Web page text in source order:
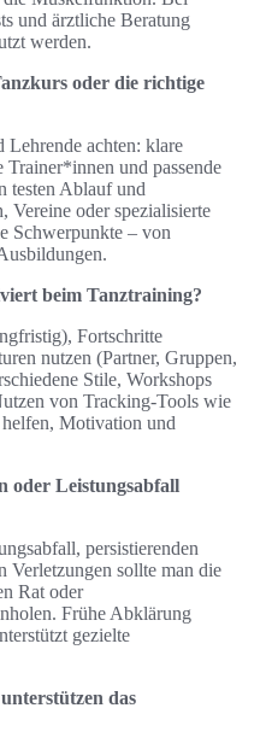
und ärztliche Beratung
werden.
oder die richtige
achten: klare
und passende
testen Ablauf und
Vereine oder spezialisierte
Schwerpunkte – von
beim Tanztraining?
Fortschritte
nutzen (Partner, Gruppen,
Stile, Workshops
von Tracking-Tools wie
Motivation und
oder Leistungsabfall
persistierenden
Verletzungen sollte man die
Rat oder
Frühe Abklärung
gezielte
das